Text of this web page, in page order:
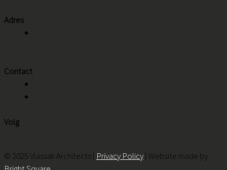
Adres
Contact
Volg
© 2025 Vlassak Architects | Privacy Policy| Website made by